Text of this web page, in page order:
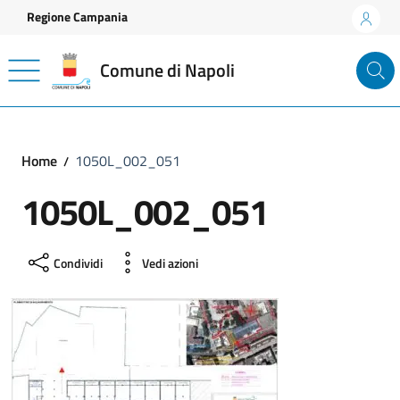
Vai ai contenuti
Vai al footer
Regione Campania
Comune di Napoli
Home 1050L_002_051
1050L_002_051
Condividi Vedi azioni